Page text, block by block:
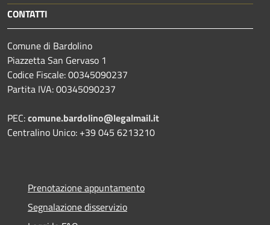
CONTATTI
Comune di Bardolino
Piazzetta San Gervaso 1
Codice Fiscale: 00345090237
Partita IVA: 00345090237
PEC:comune.bardolino@legalmail.it
Centralino Unico: +39 045 6213210
Prenotazione appuntamento
Segnalazione disservizio